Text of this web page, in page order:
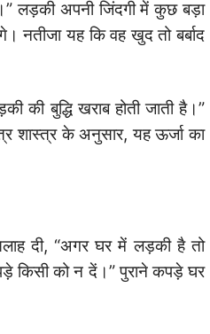
लड़की अपनी जिंदगी में कुछ बड़ा
नतीजा यह कि वह खुद तो बर्बाद
की बुद्धि खराब होती जाती है।”
शास्त्र के अनुसार, यह ऊर्जा का
दी, “अगर घर में लड़की है तो
किसी को न दें।” पुराने कपड़े घर